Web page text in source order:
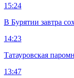
15:24
В Бурятии завтра
14:23
Татауровская
13:47